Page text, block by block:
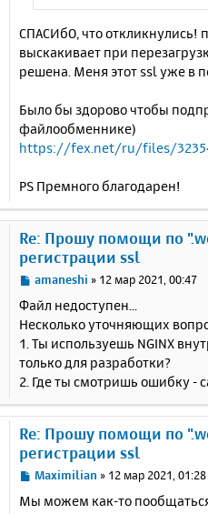
е
СПАСИбО, что откликнулись!
выскакивает при
решена. Меня этот ssl уже в
Было бы здорово чтобы
файлообменнике)
https://fex.net/ru/files/
PS Премного благодарен!
Re: Прошу помощи по
регистрации ssl
С
о
б
щ
е
н
и
е
amaneshi » 12 мар 2021, 00:47
Файл недоступен...
Несколько уточняющих
1. Ты используешь NGINX
только для разработки?
2. Где ты смотришь ошибку -
Re: Прошу помощи по
регистрации ssl
С
о
Maximilian » 12 мар 2021, 01:28
Мы можем как-то пообщаться